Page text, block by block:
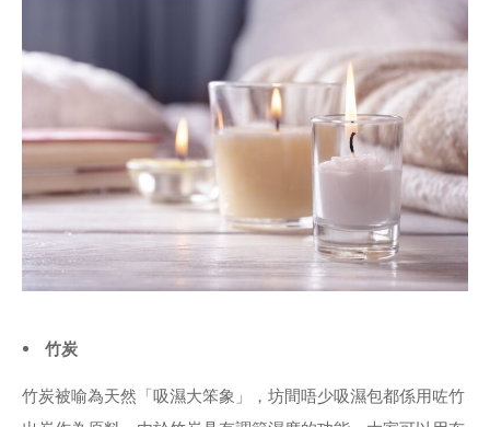
竹炭
竹炭被喻為天然「吸濕大笨象」，坊間唔少吸濕包都係用咗竹